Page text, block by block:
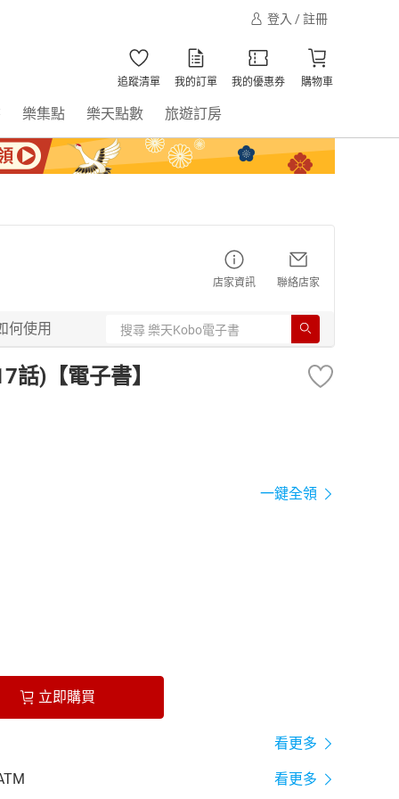
登入 / 註冊
追蹤清單 我的訂單 我的優惠券 購物車
樂集點 樂天點數 旅遊訂房
店家資訊 聯絡店家
何使用
話)【電子書】
一鍵全領
立即購買
看更多
看更多